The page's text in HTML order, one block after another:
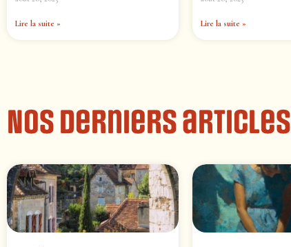
Lire la suite » Lire la suite »
Nos derniers articles